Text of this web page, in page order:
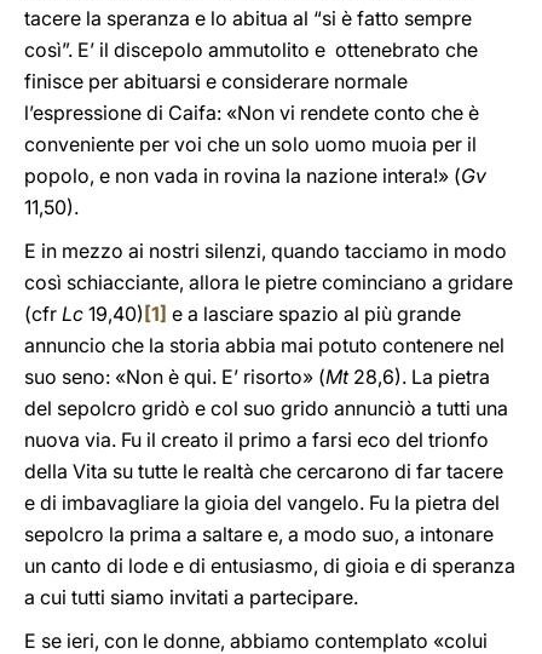
tacere la speranza e lo abitua al “si è fatto sempre
così”. E’ il discepolo ammutolito e ottenebrato che
finisce per abituarsi e considerare normale
l’espressione di Caifa: «Non vi rendete conto che è
conveniente per voi che un solo uomo muoia per il
popolo, e non vada in rovina la nazione intera!» (Gv
11,50).
E in mezzo ai nostri silenzi, quando tacciamo in modo
così schiacciante, allora le pietre cominciano a gridare
(cfr Lc 19,40) [1] e a lasciare spazio al più grande
annuncio che la storia abbia mai potuto contenere nel
suo seno: «Non è qui. E’ risorto» (Mt28,6). La pietra
del sepolcro gridò e col suo grido annunciò a tutti una
nuova via. Fu il creato il primo a farsi eco del trionfo
della Vita su tutte le realtà che cercarono di far tacere
e di imbavagliare la gioia del vangelo. Fu la pietra del
sepolcro la prima a saltare e, a modo suo, a intonare
un canto di lode e di entusiasmo, di gioia e di speranza
a cui tutti siamo invitati a partecipare.
E se ieri, con le donne, abbiamo contemplato «colui